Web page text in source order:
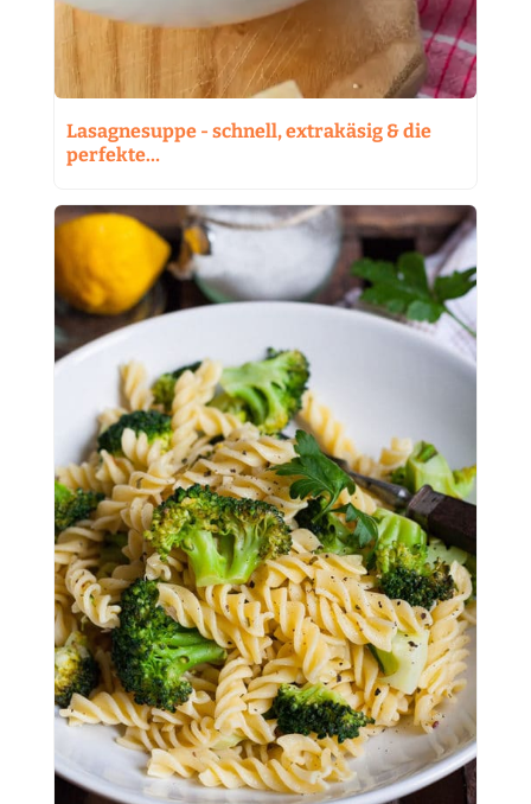
Lasagnesuppe - schnell, extrakäsig & die
perfekte…